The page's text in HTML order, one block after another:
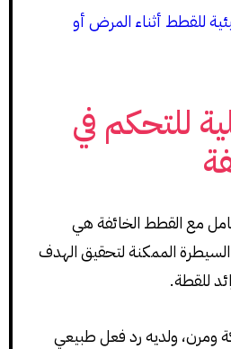
للقطط أثناء المرض أو
للتحكم في
مع القطط الخائفة هي
الممكنة لتحقيق الهدف
للقطة.
ومرن، ولديه رد فعل طبيعي